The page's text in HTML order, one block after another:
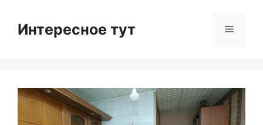
contentИнтересное тут Menu